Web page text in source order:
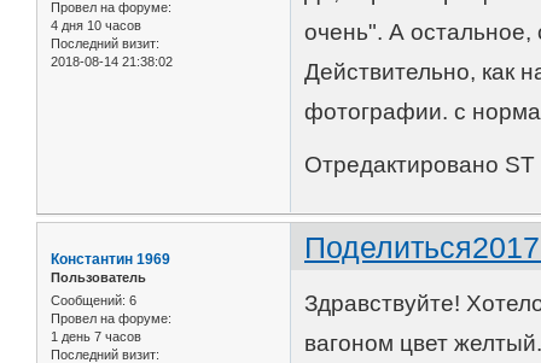
Провел на форуме:
4 дня 10 часов
Последний визит:
2018-08-14 21:38:02
очень". А остальное,
Действительно, как
фотографии. с
Отредактировано
Поделиться
Константин 1969
Пользователь
Сообщений: 6
Провел на форуме:
1 день 7 часов
Последний визит:
Здравствуйте!
вагоном цвет